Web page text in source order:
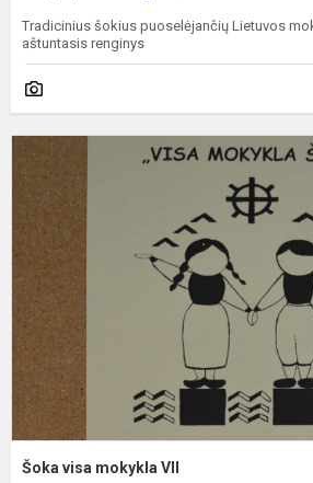
Tradicinius šokius puoselėjančių Lietuvos
aštuntasis renginys
Šoka visa mokykla VII